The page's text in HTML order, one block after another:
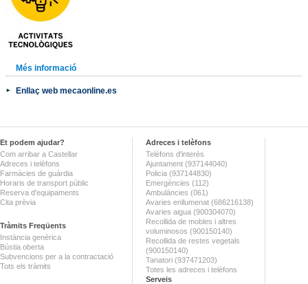
Més informació
Enllaç web mecaonline.es
Et podem ajudar?
Com arribar a Castellar
Adreces i telèfons
Farmàcies de guàrdia
Horaris de transport públic
Reserva d'equipaments
Cita prèvia
Tràmits Freqüents
Instància genèrica
Bústia oberta
Subvencions per a la contractació
Tots els tràmits
Adreces i telèfons
Telèfons d'interès
Ajuntament (937144040)
Policia (937144830)
Emergències (112)
Ambulàncies (061)
Avaries enllumenat (686216138)
Avaries aigua (900304070)
Recollida de mobles i altres
voluminosos (900150140)
Recollida de restes vegetals
(900150140)
Tanatori (937471203)
Totes les adreces i telèfons
Serveis